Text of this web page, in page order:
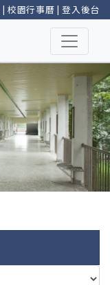
| 校園行事曆 |登入後台